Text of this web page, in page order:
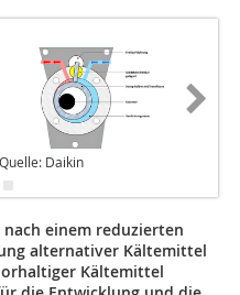
Quelle: Daikin
einem reduzierten
alternativer Kältemittel
Kältemittel